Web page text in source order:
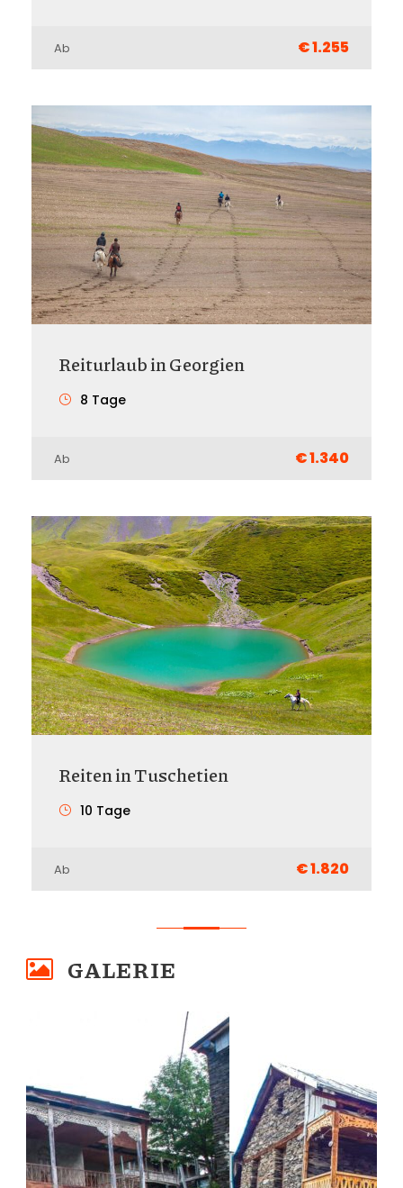
Ab € 1.255
Reiturlaub in Georgien
8 Tage
Ab € 1.340
Reiten in Tuschetien
10 Tage
Ab € 1.820
GALERIE